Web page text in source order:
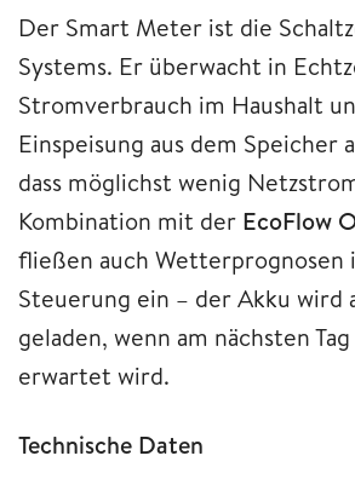
Der Smart Meter ist die
Systems. Er überwacht in
Stromverbrauch im Haushalt
Einspeisung aus dem Speicher
dass möglichst wenig
Kombination mit der EcoFlow
fließen auch Wetterprognosen
Steuerung ein – der Akku wird
geladen, wenn am nächsten
erwartet wird.
Technische Daten